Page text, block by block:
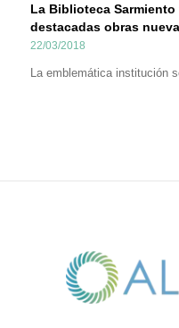
La Biblioteca
destacadas obras
22/03/2018
La emblemática institución